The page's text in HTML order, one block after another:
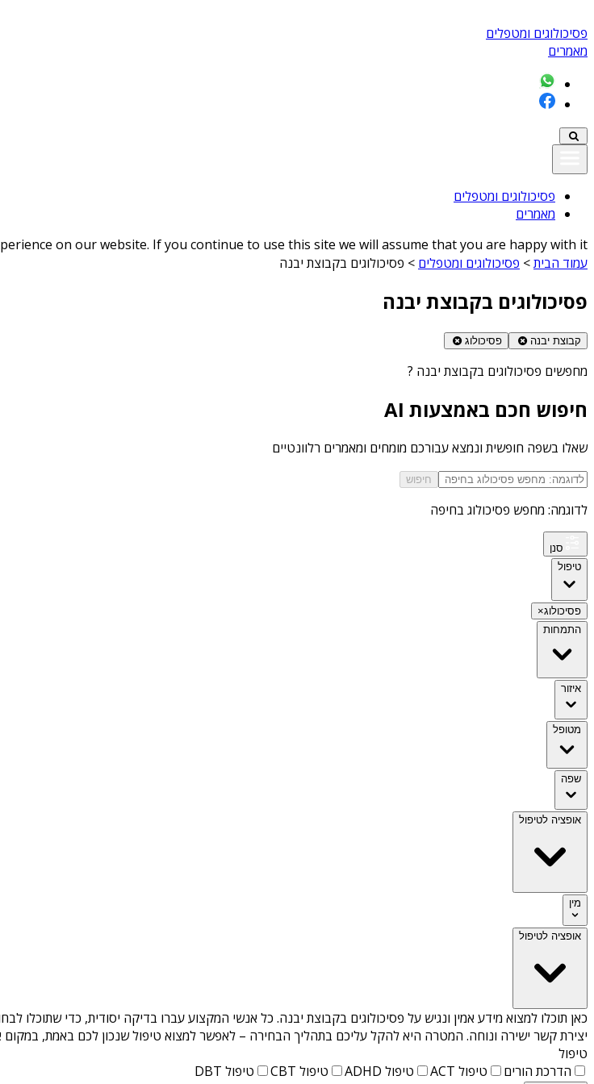
פסיכולוגים ומטפלים
מאמרים
פסיכולוגים ומטפלים
מאמרים
on our website. If you continue to use this site we will assume that you are happy with it
עמוד הבית> פסיכולוגים ומטפלים > פסיכולוגים בקבוצת יבנה
פסיכולוגים בקבוצת יבנה
קבוצת יבנה פסיכולוג
מחפשים פסיכולוגים בקבוצת יבנה ?
חיפוש חכם באמצעות AI
שאלו בשפה חופשית ונמצא עבורכם מומחים ומאמרים רלוונטיים
חיפוש
לדוגמה: מחפש פסיכולוג בחיפה
סנן
טיפול
פסיכולוג×
התמחות
איזור
מטופל
שפה
אופציה לטיפול
מין
אופציה לטיפול
כאן תוכלו למצוא מידע אמין ונגיש על פסיכולוגים בקבוצת יבנה. כל אנשי המקצוע עברו בדיקה יסודית, כדי שתוכלו
יצירת קשר ישירה ונוחה. המטרה היא להקל עליכם בתהליך הבחירה – לאפשר למצוא טיפול שנכון לכם באמת,
טיפול
הדרכת הורים
טיפול ACT טיפול ADHD טיפול CBT טיפול DBT